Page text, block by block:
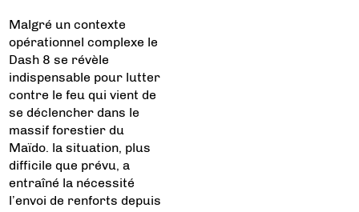
Malgré un contexte
opérationnel complexe le
Dash 8 se révèle
indispensable pour lutter
contre le feu qui vient de
se déclencher dans le
massif forestier du
Maïdo. la situation, plus
difficile que prévu, a
entraîné la nécessité
l’envoi de renforts depuis